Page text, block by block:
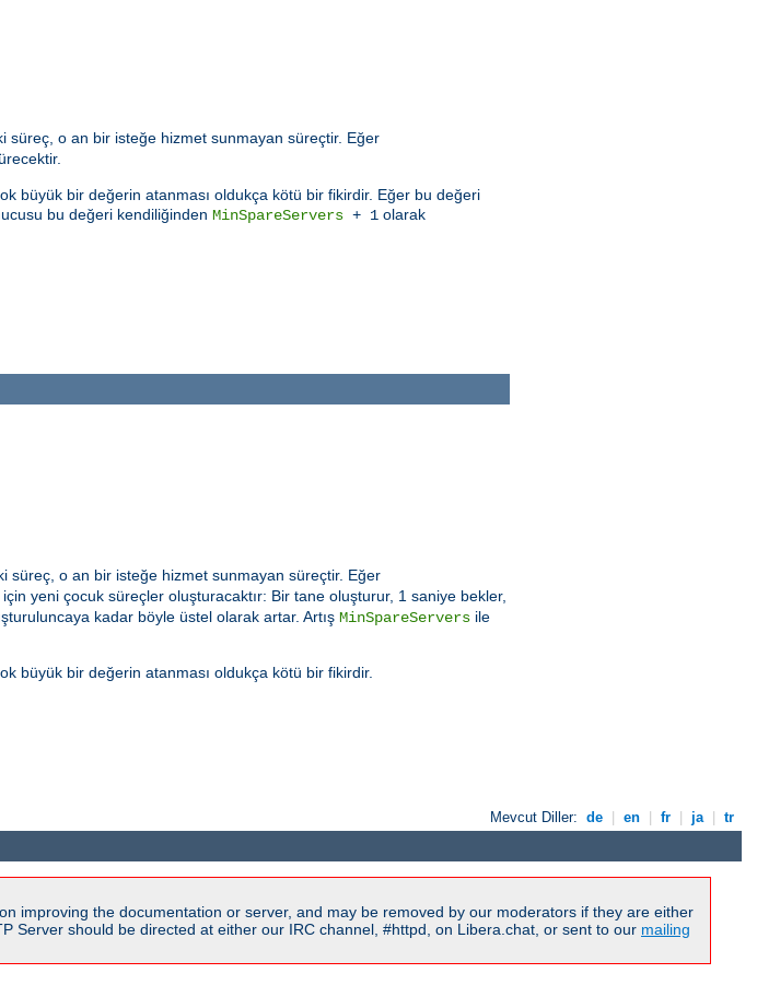
süreç, o an bir isteğe hizmet sunmayan süreçtir. Eğer
büyük bir değerin atanması oldukça kötü bir fikirdir. Eğer bu değeri
bu değeri kendiliğinden MinSpareServers + 1 olarak
süreç, o an bir isteğe hizmet sunmayan süreçtir. Eğer
yeni çocuk süreçler oluşturacaktır: Bir tane oluşturur, 1 saniye bekler,
kadar böyle üstel olarak artar. Artış MinSpareServers ile
büyük bir değerin atanması oldukça kötü bir fikirdir.
Mevcut Diller: de en fr ja tr
improving the documentation or server, and may be removed by our moderators if they are either
Server should be directed at either our IRC channel, #httpd, on Libera.chat, or sent to our mailing